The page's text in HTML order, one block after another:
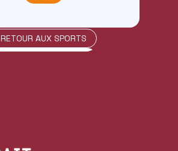
RETOUR AUX SPORTS